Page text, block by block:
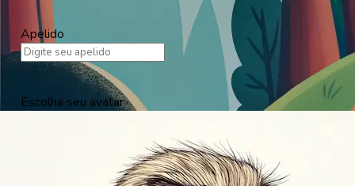
Apelido
Escolha seu avatar